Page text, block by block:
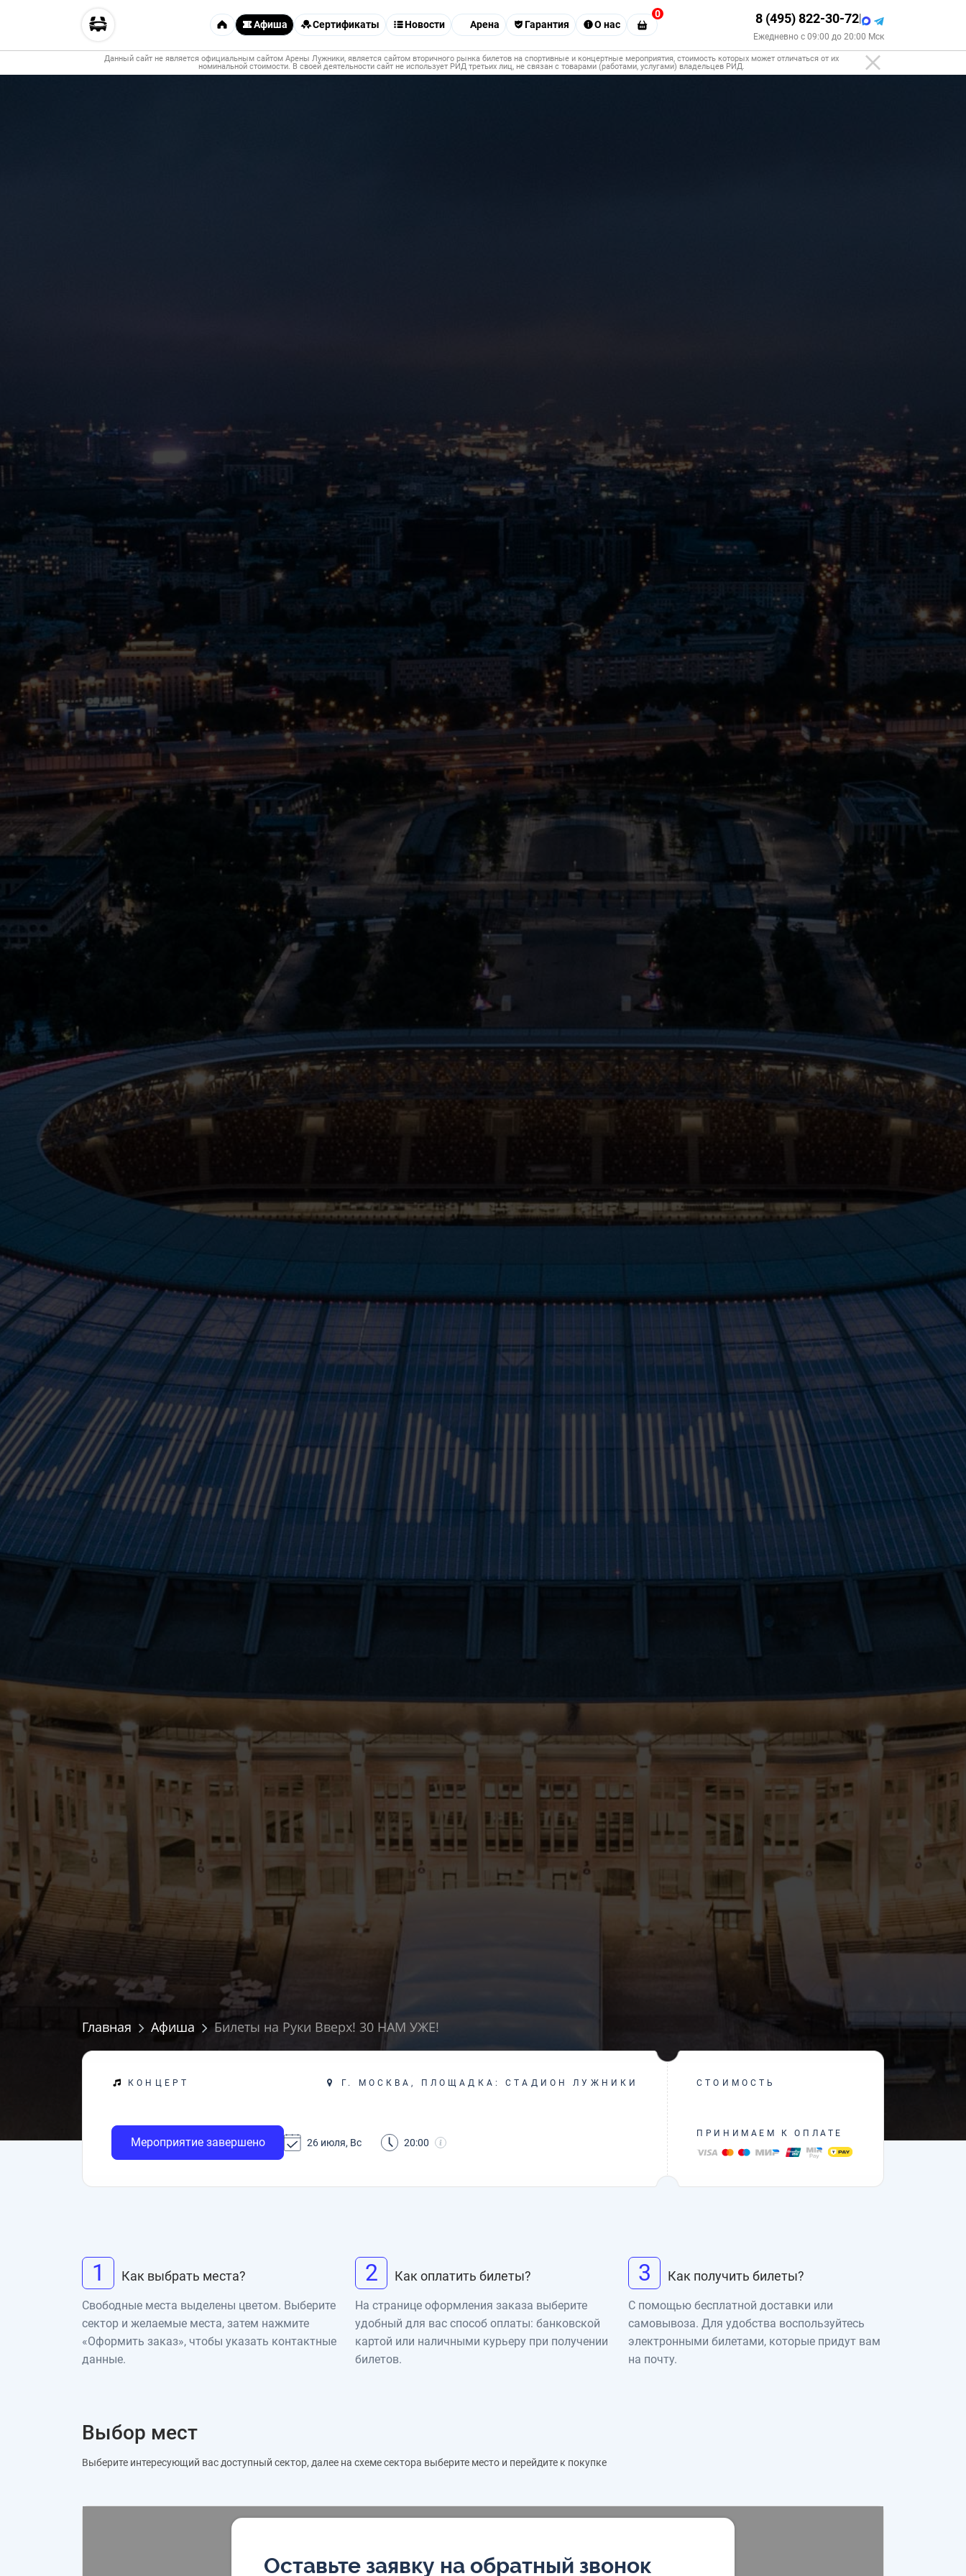
Афиша Сертификаты Новости Арена Гарантия О нас
0 8 (495) 822-30-72|
Ежедневно с 09:00 до 20:00 Мск
Данный сайт не является официальным сайтом Арены Лужники, является сайтом вторичного рынка билетов на спортивные и концертные мероприятия, стоимость которых может отличаться от их
номинальной стоимости. В своей деятельности сайт не использует РИД третьих лиц, не связан с товарами (работами, услугами) владельцев РИД.
Главная Афиша Билеты на Руки Вверх! 30 НАМ УЖЕ!
КОНЦЕРТ Г. МОСКВА, ПЛОЩАДКА: СТАДИОН ЛУЖНИКИ
Мероприятие завершено 26 июля, Вс 20:00
СТОИМОСТЬ
ПРИНИМАЕМ К ОПЛАТЕ
1 Как выбрать места?
Свободные места выделены цветом. Выберите
сектор и желаемые места, затем нажмите
«Оформить заказ», чтобы указать контактные
данные.
2 Как оплатить билеты?
На странице оформления заказа выберите
удобный для вас способ оплаты: банковской
картой или наличными курьеру при получении
билетов.
3 Как получить билеты?
С помощью бесплатной доставки или
самовывоза. Для удобства воспользуйтесь
электронными билетами, которые придут вам
на почту.
Выбор мест
Выберите интересующий вас доступный сектор, далее на схеме сектора выберите место и перейдите к покупке
Оставьте заявку на обратный звонок